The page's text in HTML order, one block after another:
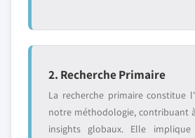
2. Recherche Primaire
La recherche primaire constitue
notre méthodologie, contribuant
insights globaux. Elle